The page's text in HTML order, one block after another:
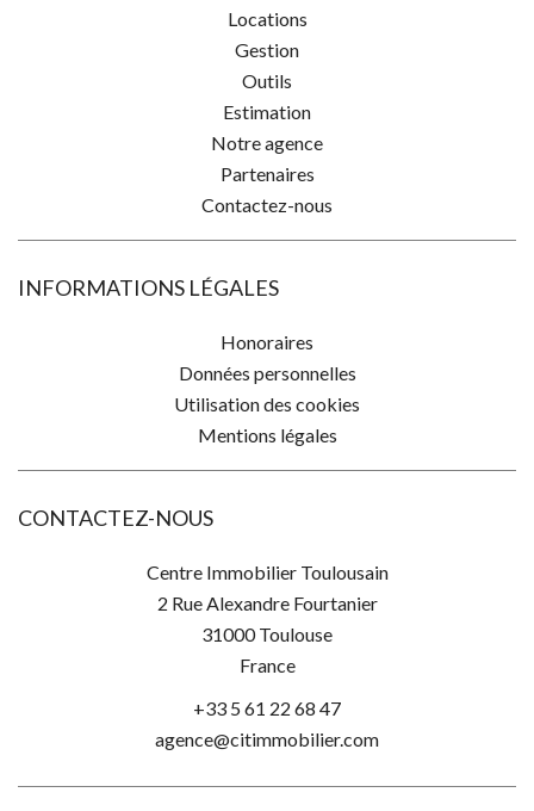
Locations
Gestion
Outils
Estimation
Notre agence
Partenaires
Contactez-nous
INFORMATIONS LÉGALES
Honoraires
Données personnelles
Utilisation des cookies
Mentions légales
CONTACTEZ-NOUS
Centre Immobilier Toulousain
2 Rue Alexandre Fourtanier
31000Toulouse
France
+33 5 61 22 68 47
agence@citimmobilier.com